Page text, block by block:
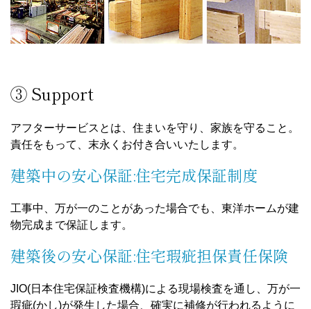
③ Support
アフターサービスとは、住まいを守り、家族を守ること。
責任をもって、末永くお付き合いいたします。
建築中の安心保証:住宅完成保証制度
工事中、万が一のことがあった場合でも、東洋ホームが建
物完成まで保証します。
建築後の安心保証:住宅瑕疵担保責任保険
JIO(日本住宅保証検査機構)による現場検査を通し、万が一
瑕疵(かし)が発生した場合、確実に補修が行われるように